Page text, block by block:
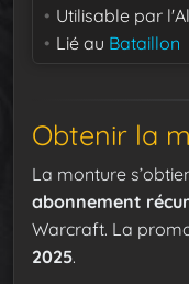
Utilisable par
Lié au Bataillon
Obtenir la
La monture
abonnement
Warcraft. La
2025.